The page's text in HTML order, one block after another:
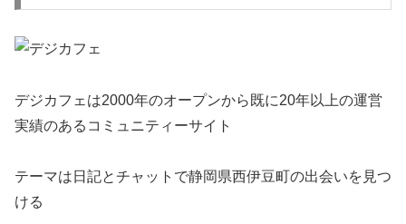
デジカフェは2000年のオープンから既に20年以上の運営
実績のあるコミュニティーサイト
テーマは日記とチャットで静岡県西伊豆町の出会いを見つ
ける